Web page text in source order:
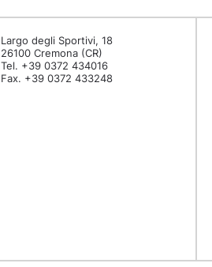
Largo degli Sportivi, 18
26100 Cremona (CR)
Tel. +39 0372 434016
Fax. +39 0372 433248